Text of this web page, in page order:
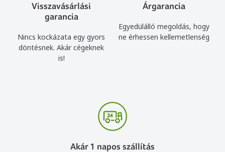
Visszavásárlási
garancia
Nincs kockázata egy gyors
döntésnek. Akár cégeknek
is!
Árgarancia
Egyedülálló megoldás, hogy
ne érhessen kellemetlenség
Akár 1 napos szállítás